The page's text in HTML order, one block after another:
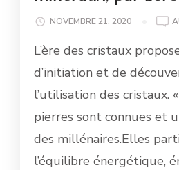
NOVEMBRE 21, 2020
L’ère des cristaux
d’initiation et de
l’utilisation des cristaux.
pierres sont connues et
des millénaires.Elles
l’équilibre énergétique,